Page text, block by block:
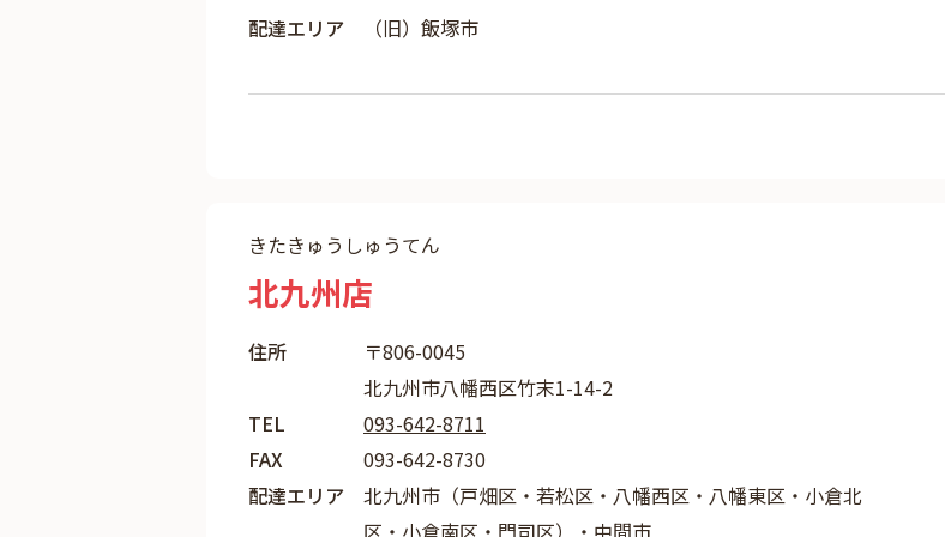
配達エリア
（旧）飯塚市
きたきゅうしゅうてん
北九州店
住所
〒806-0045
北九州市八幡西区竹末1-14-2
TEL
093-642-8711
FAX
093-642-8730
配達エリア
北九州市（戸畑区・若松区・八幡西区・八幡東区・小倉北
区・小倉南区・門司区）・中間市